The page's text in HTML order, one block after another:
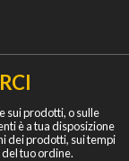
sui prodotti, o sulle
è a tua disposizione
dei prodotti, sui tempi
tuo ordine.